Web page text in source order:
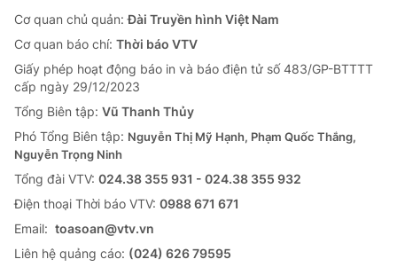
Cơ quan chủ quản:Đài Truyền hình Việt Nam
Cơ quan báo chí: Thời báo VTV
Giấy phép hoạt động báo in và báo điện tử số 483/GP-BTTTT
cấp ngày 29/12/2023
Tổng Biên tập: Vũ Thanh Thủy
Phó Tổng Biên tập: Nguyễn Thị Mỹ Hạnh, Phạm Quốc Thắng,
Nguyễn Trọng Ninh
Tổng đài VTV: 024.38 355 931 - 024.38 355 932
Ðiện thoại Thời báo VTV: 0988 671 671
Email: toasoan@vtv.vn
Liên hệ quảng cáo: (024) 626 79595